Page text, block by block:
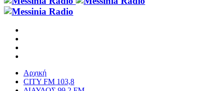
Αρχική
CITY FM 103,8